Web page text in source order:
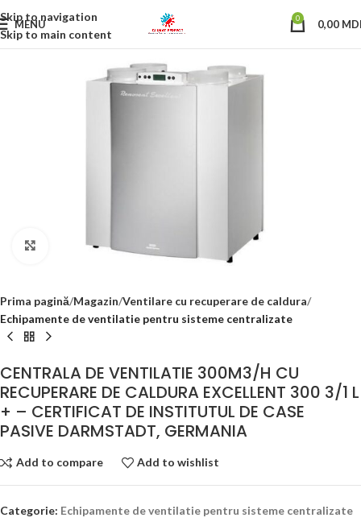
Skip to navigation
Skip to main content
MENU 0 0,00
Click to enlarge
Prima pagină Magazin Ventilare cu recuperare de caldura
Echipamente de ventilatie pentru sisteme centralizate
CENTRALA DE VENTILATIE 300M3/H CU
RECUPERARE DE CALDURA EXCELLENT 300 3/1 L
+ – CERTIFICAT DE INSTITUTUL DE CASE
PASIVE DARMSTADT, GERMANIA
Add to compare Add to wishlist
Categorie: Echipamente de ventilatie pentru sisteme centralizate